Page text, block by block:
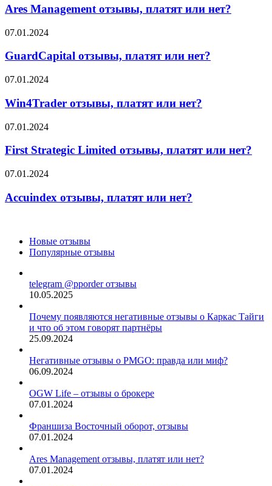
отзывы,
платят
или
нет?
Ares Management отзывы, платят или нет?
GuardCapital
платят
нет?
07.01.2024
GuardCapital отзывы, платят или нет?
Win4Trader
платят
или
нет?
07.01.2024
Win4Trader отзывы, платят или нет?
First
Limited
платят
нет?
07.01.2024
First Strategic Limited отзывы, платят или нет?
Accuindex
платят
или
07.01.2024
Accuindex отзывы, платят или нет?
Новые отзывы
Популярные отзывы
telegram @pporder отзывы
10.05.2025
Почему появляются негативные отзывы о Каркас Тайги
и что об этом говорят партнёры
25.09.2024
Негативные отзывы о PMGO: правда или миф?
06.09.2024
OGW Life – отзывы о брокере
07.01.2024
Франшиза Восточный оборот, отзывы
07.01.2024
Ares Management отзывы, платят или нет?
07.01.2024